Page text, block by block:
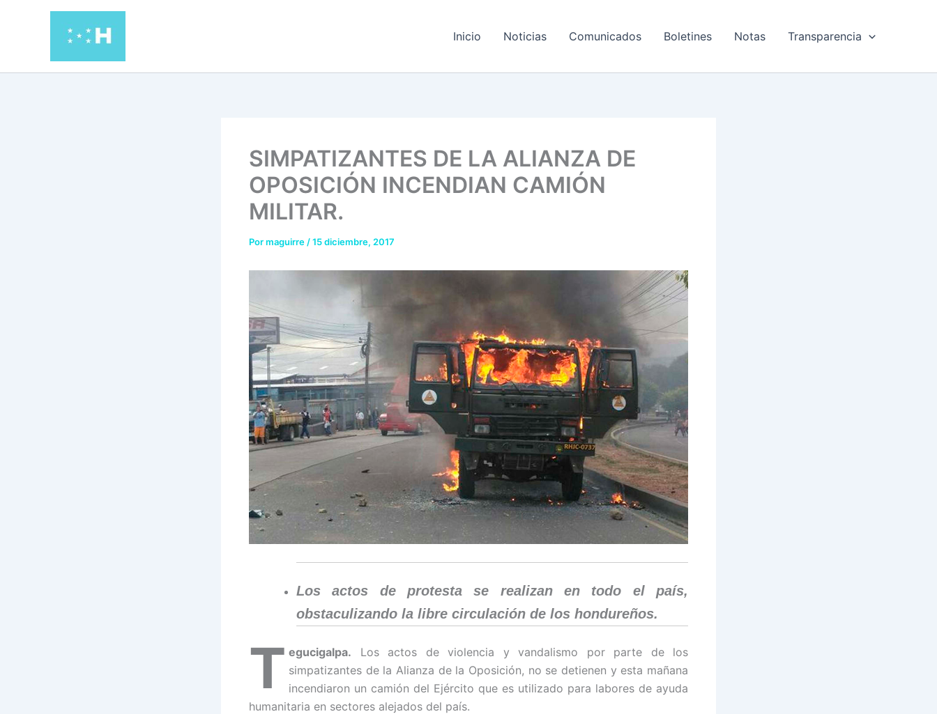
Inicio Noticias Comunicados Boletines Notas Transparencia
SIMPATIZANTES DE LA ALIANZA DE
OPOSICIÓN INCENDIAN CAMIÓN
MILITAR.
Pormaguirre /15 diciembre, 2017
Los actos de protesta se realizan en todo el país,
obstaculizando la libre circulación de los hondureños.
T egucigalpa. Los actos de violencia y vandalismo por parte de los
simpatizantes de la Alianza de la Oposición, no se detienen y esta mañana
incendiaron un camión del Ejército que es utilizado para labores de ayuda
humanitaria en sectores alejados del país.